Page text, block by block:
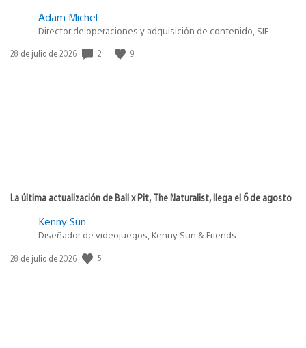
Adam Michel
Director de operaciones y adquisición de contenido, SIE
Fecha
28 de julio de 2026 2 9
La última actualización de Ball x Pit, The Naturalist, llega el 6 de agosto
Kenny Sun
Diseñador de videojuegos, Kenny Sun & Friends
Fecha
28 de julio de 2026 5